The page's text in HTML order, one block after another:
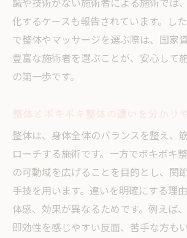
識や技術がない施術者による施術では
化するケースも報告されています。し
で整体やマッサージを選ぶ際は、国家
豊富な施術者を選ぶことが、安心して
の第一歩です。
整体は、身体全体のバランスを整え、
ローチする施術です。一方でボキボキ
の可動域を広げることを目的とし、関
手技を用います。違いを明確にする理
体感、効果が異なるためです。例えば
即効性を感じやすい反面、苦手な方も